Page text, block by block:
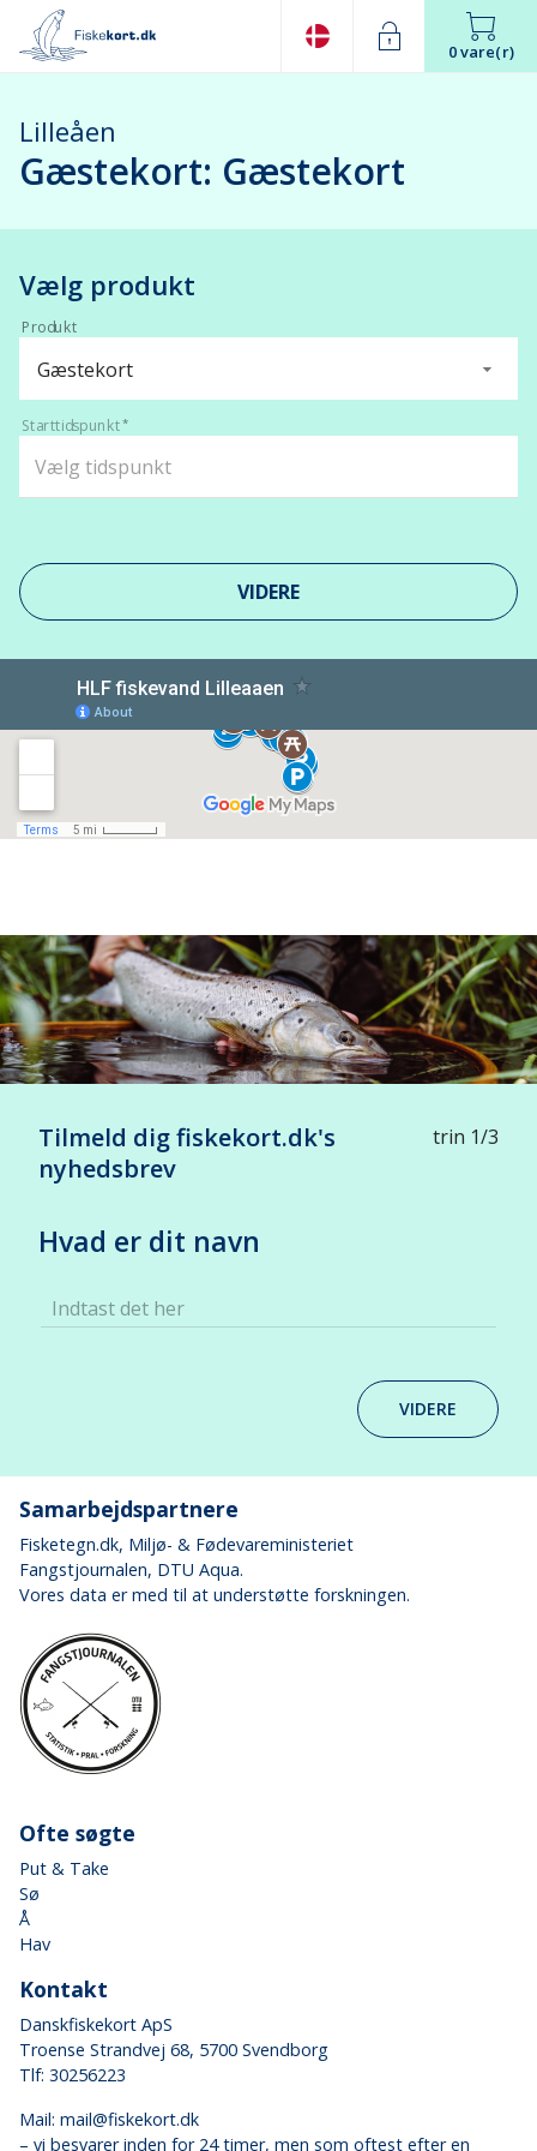
0 vare(r)
Lilleåen
Gæstekort: Gæstekort
Vælg produkt
Produkt
Gæstekort
Starttidspunkt
VIDERE
Tilmeld dig fiskekort.dk's
nyhedsbrev
trin 1/3
Hvad er dit navn
Indtast det her
VIDERE
Samarbejdspartnere
Fisketegn.dk, Miljø- & Fødevareministeriet
Fangstjournalen, DTU Aqua.
Vores data er med til at understøtte forskningen.
Ofte søgte
Put & Take
Sø
Å
Hav
Kontakt
Danskfiskekort ApS
Troense Strandvej 68, 5700 Svendborg
Tlf: 30256223
Mail: mail@fiskekort.dk
– vi besvarer inden for 24 timer, men som oftest efter en